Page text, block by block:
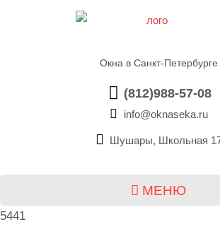
Окна в Санкт-Петербурге
(812)988-57-08
info@oknaseka.ru
Шушары, Школьная
МЕНЮ
5441